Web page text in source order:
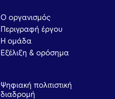
Ο οργανισμός
Περιγραφή έργου
Η ομάδα
Εξέλιξη & ορόσημα
Ψηφιακή πολιτιστική
διαδρομή